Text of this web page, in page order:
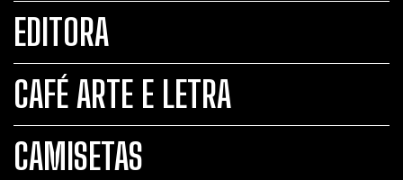
EDITORA
CAFÉ ARTE E LETRA
CAMISETAS